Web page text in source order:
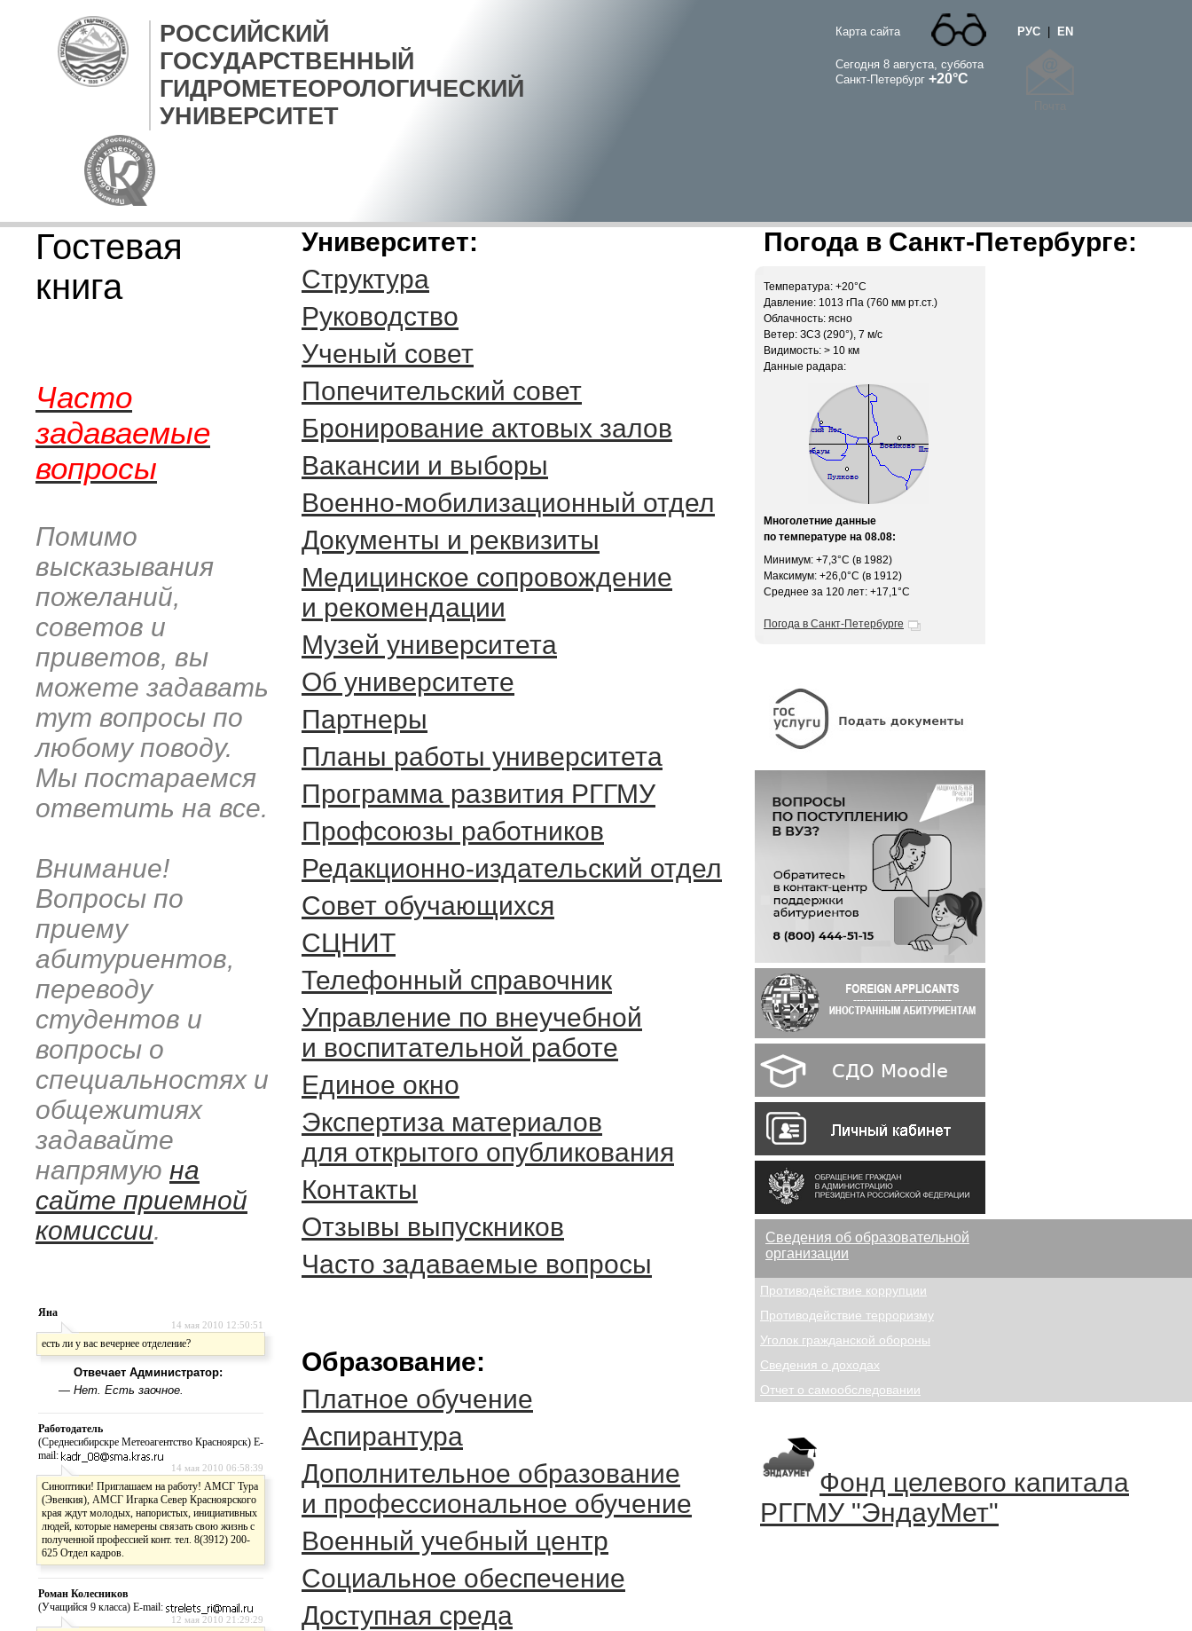
РОССИЙСКИЙ
ГОСУДАРСТВЕННЫЙ
ГИДРОМЕТЕОРОЛОГИЧЕСКИЙ
УНИВЕРСИТЕТ
Карта сайта РУС | EN
Сегодня 8 августа, суббота
Санкт-Петербург +20°C
Гостевая
книга
Часто
задаваемые
вопросы
Помимо
высказывания
пожеланий,
советов и
приветов, вы
можете задавать
тут вопросы по
любому поводу.
Мы постараемся
ответить на все.
Внимание!
Вопросы по
приему
абитуриентов,
переводу
студентов и
вопросы о
специальностях и
общежитиях
задавайте
напрямую на
сайте приемной
комиссии.
Яна
14 мая 2010 12:50:51
есть ли у вас вечернее отделение?
Отвечает Администратор:
— Нет. Есть заочное.
Работодатель
(Среднесибирскре Метеоагентство Красноярск) E-
mail:
14 мая 2010 06:58:39
Синоптики! Приглашаем на работу! АМСГ Тура
(Эвенкия), АМСГ Игарка Север Красноярского
края ждут молодых, напористых, инициативных
людей, которые намерены связать свою жизнь с
полученной профессией конт. тел. 8(3912) 200-
625 Отдел кадров.
Роман Колесников
(Учащийся 9 класса) E-mail:
12 мая 2010 21:29:29
Университет:
Структура
Руководство
Ученый совет
Попечительский совет
Бронирование актовых залов
Вакансии и выборы
Военно-мобилизационный отдел
Документы и реквизиты
Медицинское сопровождение
и рекомендации
Музей университета
Об университете
Партнеры
Планы работы университета
Программа развития РГГМУ
Профсоюзы работников
Редакционно-издательский отдел
Cовет обучающихся
СЦНИТ
Телефонный справочник
Управление по внеучебной
и воспитательной работе
Единое окно
Экспертиза материалов
для открытого опубликования
Контакты
Отзывы выпускников
Часто задаваемые вопросы
Образование:
Платное обучение
Аспирантура
Дополнительное образование
и профессиональное обучение
Военный учебный центр
Социальное обеспечение
Доступная среда
Погода в Санкт-Петербурге:
Температура: +20°C
Давление: 1013 гПа (760 мм рт.ст.)
Облачность: ясно
Ветер: ЗСЗ (290°), 7 м/c
Видимость: > 10 км
Данные радара:
Многолетние данные
по температуре на 08.08:
Минимум: +7,3°C (в 1982)
Максимум: +26,0°C (в 1912)
Среднее за 120 лет: +17,1°C
Погода в Санкт-Петербурге
Сведения об образовательной
организации
Противодействие коррупции
Противодействие терроризму
Уголок гражданской обороны
Сведения о доходах
Отчет о самообследовании
Фонд целевого капитала
РГГМУ "ЭндауМет"